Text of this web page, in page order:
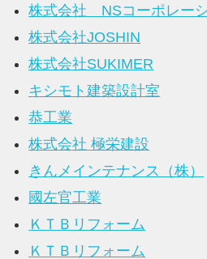
株式会社 NSコーポレー
株式会社JOSHIN
株式会社SUKIMER
キシモト建築設計室
恭工業
株式会社 極栄建設
きんメインテナンス（株）
國左官工業
ＫＴＢリフォーム
ＫＴＢリフォーム